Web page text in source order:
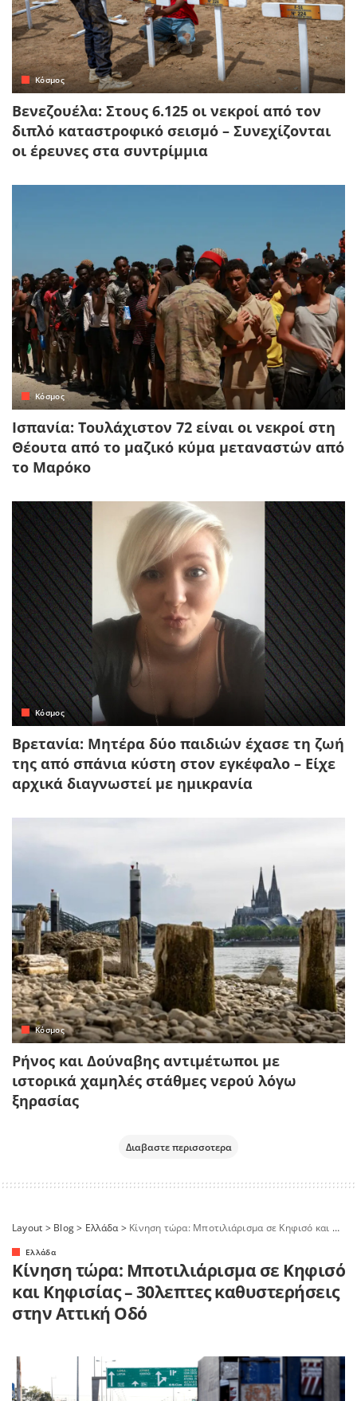
Κόσμος
Βενεζουέλα: Στους 6.125 οι νεκροί από τον
διπλό καταστροφικό σεισμό – Συνεχίζονται
οι έρευνες στα συντρίμμια
Κόσμος
Ισπανία: Τουλάχιστον 72 είναι οι νεκροί στη
Θέουτα από το μαζικό κύμα μεταναστών από
το Μαρόκο
Κόσμος
Βρετανία: Μητέρα δύο παιδιών έχασε τη ζωή
της από σπάνια κύστη στον εγκέφαλο – Είχε
αρχικά διαγνωστεί με ημικρανία
Κόσμος
Ρήνος και Δούναβης αντιμέτωποι με
ιστορικά χαμηλές στάθμες νερού λόγω
ξηρασίας
Διαβαστε περισσοτερα
Layout > Blog> Ελλάδα> Κίνηση τώρα: Μποτιλιάρισμα σε Κηφισό και Κηφισίας – 30λεπτες καθυστερήσεις στην Αττική Οδό
Ελλάδα
Κίνηση τώρα: Μποτιλιάρισμα σε Κηφισό
και Κηφισίας – 30λεπτες καθυστερήσεις
στην Αττική Οδό